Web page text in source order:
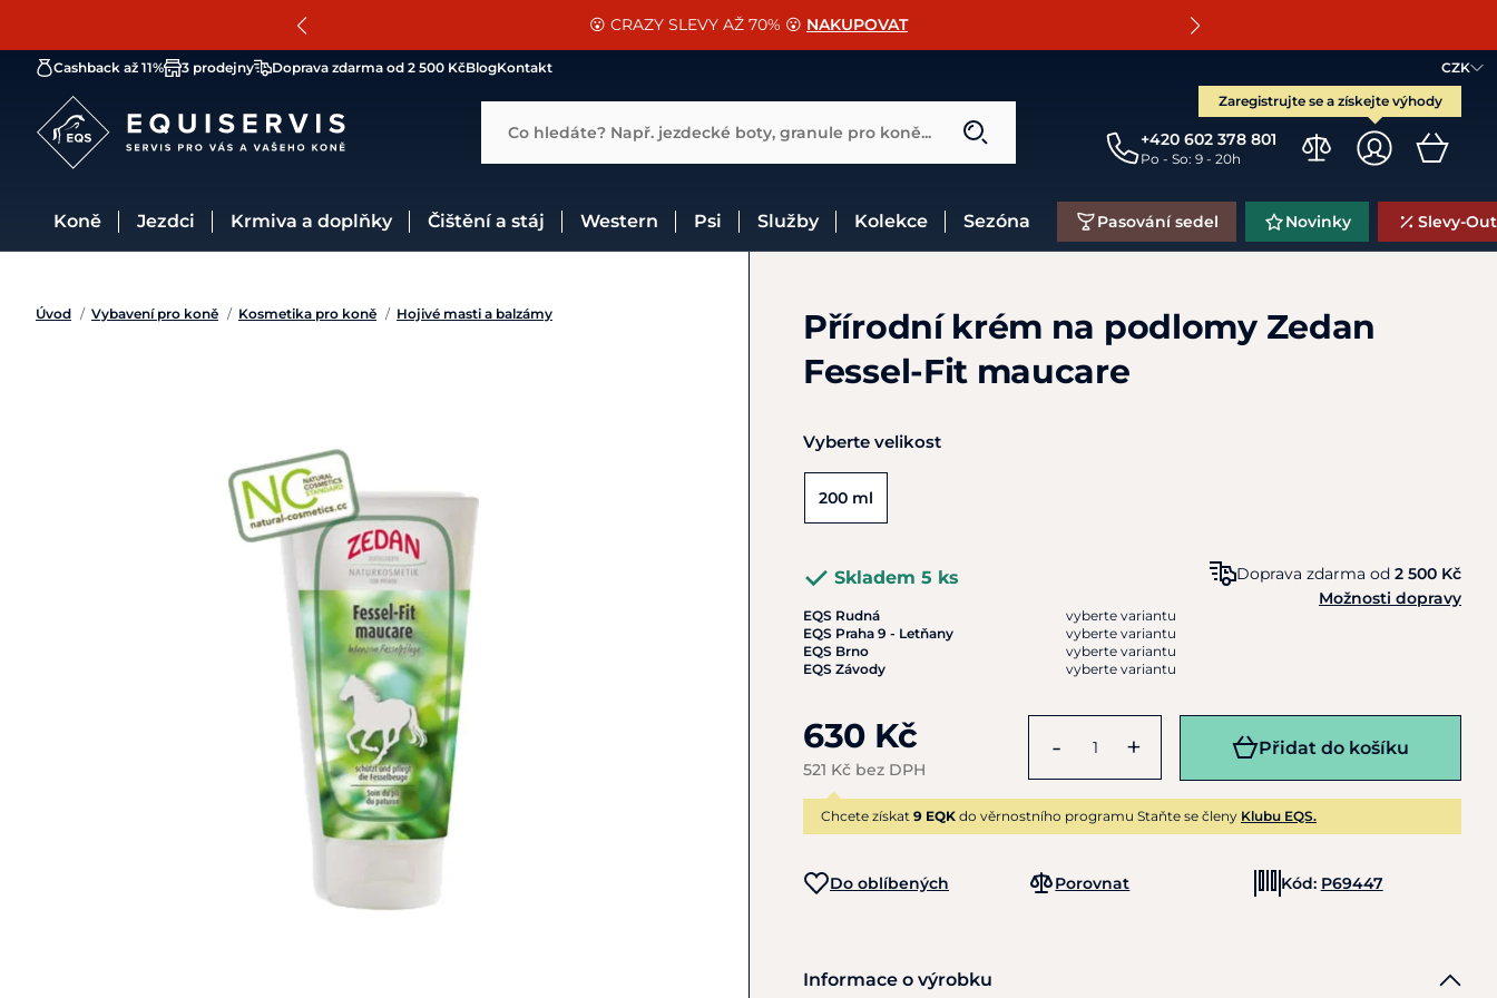
SLEVA 13% na vše od Cassini! CHCI SLEVU
😮 CRAZY SLEVY AŽ 70% 😮 NAKUPOVAT
📐Pasování a doplňky k vybraným sedlům ZDARMA 🐴
CZK
Zaregistrujte se a získejte výhody
+420 602 378 801
Po - So: 9 - 20h
Cashback až 11% 3 prodejny Doprava zdarma od 2 500 KčBlogKontakt
Co hledáte? Např. jezdecké boty, granule pro koně...
Koně Jezdci Krmiva a doplňky Čištění a stáj Western Psi Služby Kolekce Sezóna Pasování sedel Novinky Slevy-
Úvod / Vybavení pro koně / Kosmetika pro koně / Hojivé masti a balzámy
Přírodní krém na podlomy Zedan
Fessel-Fit maucare
Vyberte velikost
200 ml
Skladem 5 ks
EQS Rudná
vyberte variantu
EQS Praha 9 - Letňany
vyberte variantu
EQS Brno
vyberte variantu
EQS Závody
vyberte variantu
Doprava zdarma od 2 500 Kč
Možnosti dopravy
630 Kč
521 Kč bez DPH
- + Přidat do košíku
Chcete získat 9 EQK do věrnostního programu Staňte se členy Klubu EQS.
Do oblíbených Porovnat Kód: P69447
Informace o výrobku